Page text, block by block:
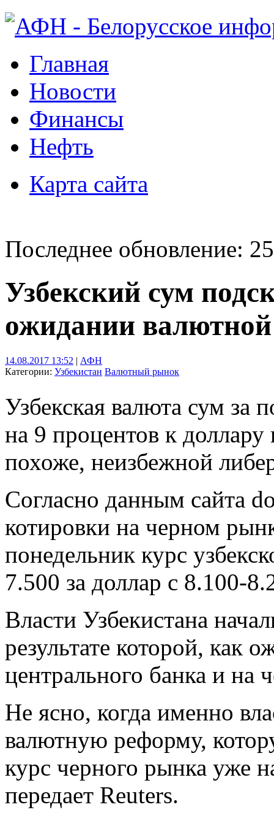
Главная
Новости
Финансы
Нефть
Карта сайта
Последнее обновление:
Узбекский сум
ожидании
14.08.2017 13:52 | АФН
Категории: Узбекистан Валютный рынок
Узбекская валюта сум за
на 9 процентов к
похоже, неизбежной
Согласно данным сайта
котировки на черном
понедельник курс
7.500 за доллар с 8.100-
Власти Узбекистана
результате которой, как
центрального банка и на
Не ясно, когда именно
валютную реформу,
курс черного рынка уже
передает Reuters.